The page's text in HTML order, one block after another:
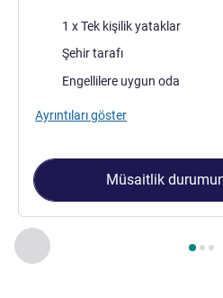
Önceki - Oda
Sayfa , Oda 1 : Superior
1 x Tek kişilik yataklar
Manzara:Şehir tarafı
Engellilere uygun oda
Ayrıntıları göster
Müsaitlik